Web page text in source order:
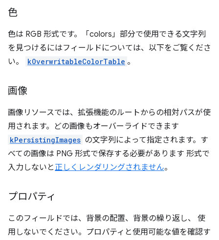
色
色は RGB 形式です。「colors」部分で使用できる文字列
を見つけるにはフィールドについては、以下をご覧くださ
い。
kOverwritableColorTable 。
画像
画像リソースでは、拡張機能のルートからの相対パスが使
用されます。どの画像もオーバーライドできます
kPersistingImages の文字列によって指定されます。す
べての画像は PNG 形式で保存する必要があります 形式で
入力しないと正しくレンダリングされません。
プロパティ
このフィールドでは、背景の配置、背景の繰り返し、 使
用しないでください。プロパティと使用可能な値を確認す